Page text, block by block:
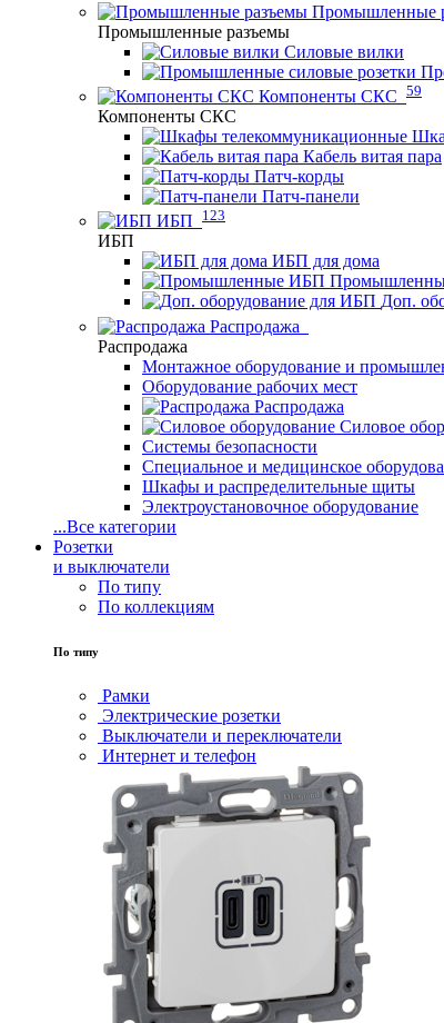
Промышленные
Промышленные разъемы
Силовые вилки
Компоненты СКС 59
Компоненты СКС
Кабель витая пара
Патч-корды
Патч-панели
ИБП
123
ИБП
ИБП для дома
Доп.
Распродажа
Распродажа
Монтажное оборудование и
Оборудование рабочих мест
Распродажа
Силовое
Системы безопасности
Специальное и медицинское
Шкафы и распределительные щиты
Электроустановочное оборудование
...Все категории
Розетки
и выключатели
По типу
По коллекциям
По типу
Рамки
Электрические розетки
Выключатели и переключатели
Интернет и телефон